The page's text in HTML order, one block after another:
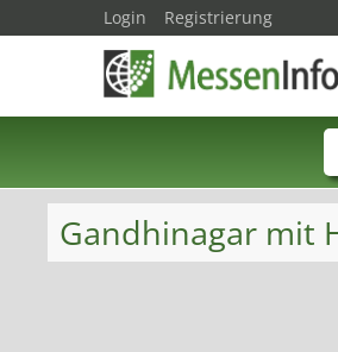
Gandhinagar mit
Login Registrierung